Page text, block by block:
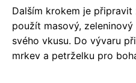
Dalším krokem je
použít masový,
svého vkusu. Do vývaru
mrkev a petrželku pro